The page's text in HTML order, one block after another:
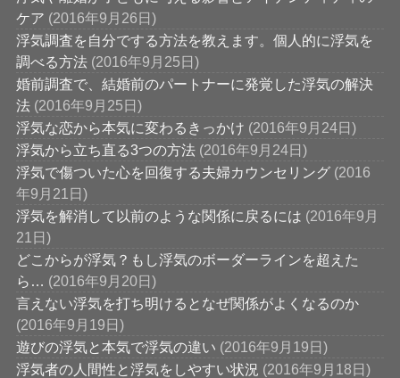
ケア (2016年9月26日)
浮気調査を自分でする方法を教えます。個人的に浮気を
調べる方法 (2016年9月25日)
婚前調査で、結婚前のパートナーに発覚した浮気の解決
法 (2016年9月25日)
浮気な恋から本気に変わるきっかけ (2016年9月24日)
浮気から立ち直る3つの方法 (2016年9月24日)
浮気で傷ついた心を回復する夫婦カウンセリング (2016
年9月21日)
浮気を解消して以前のような関係に戻るには (2016年9月
21日)
どこからが浮気？もし浮気のボーダーラインを超えた
ら… (2016年9月20日)
言えない浮気を打ち明けるとなぜ関係がよくなるのか
(2016年9月19日)
遊びの浮気と本気で浮気の違い (2016年9月19日)
浮気者の人間性と浮気をしやすい状況 (2016年9月18日)